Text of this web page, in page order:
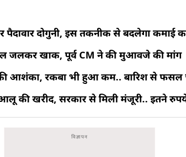
दोगुनी, इस तकनीक से बदलेगा कमाई
जलकर खाक, पूर्व CM ने की मुआवजे की मांग
की आशंका, रकबा भी हुआ कम.. बारिश से फसल
की खरीद, सरकार से मिली मंजूरी.. इतने रुपये